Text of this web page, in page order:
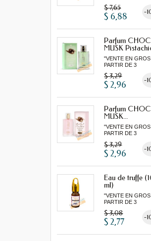
$ 7,65 -
$ 6,88
Parfum
MUSK
"VENTE EN GROS
PARTIR DE 3
$ 3,29 -
$ 2,96
Parfum
MUSK...
"VENTE EN GROS
PARTIR DE 3
$ 3,29 -
$ 2,96
Eau de truffe
ml)
"VENTE EN GROS
PARTIR DE 3
$ 3,08 -
$ 2,77